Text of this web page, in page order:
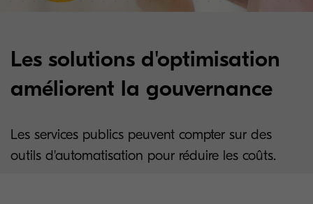
Les solutions d'optimisation
améliorent la gouvernance
Les services publics peuvent compter sur des
outils d'automatisation pour réduire les coûts.